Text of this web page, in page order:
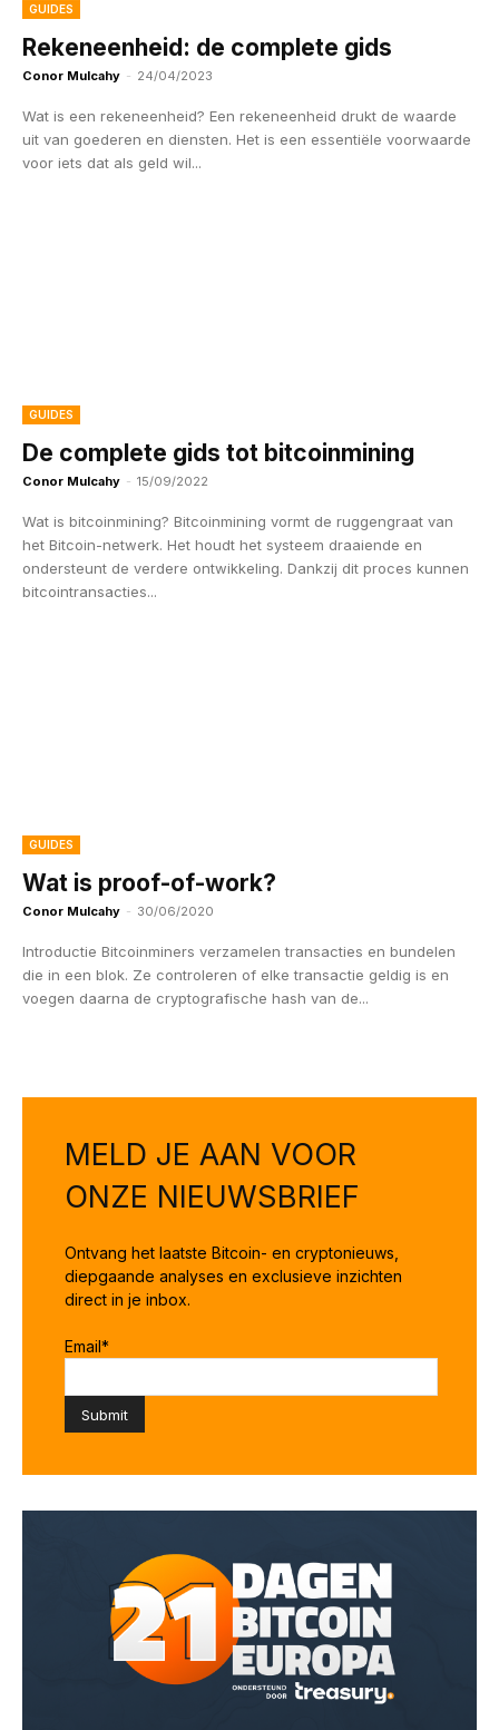
GUIDES
Rekeneenheid: de complete gids
Conor Mulcahy - 24/04/2023
Wat is een rekeneenheid? Een rekeneenheid drukt de waarde
uit van goederen en diensten. Het is een essentiële voorwaarde
voor iets dat als geld wil...
GUIDES
De complete gids tot bitcoinmining
Conor Mulcahy - 15/09/2022
Wat is bitcoinmining? Bitcoinmining vormt de ruggengraat van
het Bitcoin-netwerk. Het houdt het systeem draaiende en
ondersteunt de verdere ontwikkeling. Dankzij dit proces kunnen
bitcointransacties...
GUIDES
Wat is proof-of-work?
Conor Mulcahy - 30/06/2020
Introductie Bitcoinminers verzamelen transacties en bundelen
die in een blok. Ze controleren of elke transactie geldig is en
voegen daarna de cryptografische hash van de...
MELD JE AAN VOOR
ONZE NIEUWSBRIEF
Ontvang het laatste Bitcoin- en cryptonieuws,
diepgaande analyses en exclusieve inzichten
direct in je inbox.
Email*